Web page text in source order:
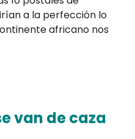
a la perfección lo
africano nos
van de caza